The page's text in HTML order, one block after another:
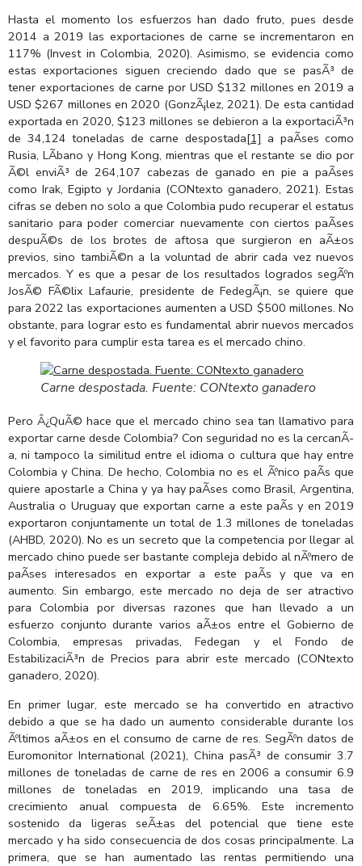
Hasta el momento los esfuerzos han dado fruto, pues desde
2014 a 2019 las exportaciones de carne se incrementaron en
117% (Invest in Colombia, 2020). Asimismo, se evidencia como
estas exportaciones siguen creciendo dado que se pasÃ³ de
tener exportaciones de carne por USD $132 millones en 2019 a
USD $267 millones en 2020 (GonzÃ¡lez, 2021). De esta cantidad
exportada en 2020, $123 millones se debieron a la exportaciÃ³n
de 34,124 toneladas de carne despostada[1] a paÃ­ses como
Rusia, LÃ­bano y Hong Kong, mientras que el restante se dio por
Ã©l enviÃ³ de 264,107 cabezas de ganado en pie a paÃ­ses
como Irak, Egipto y Jordania (CONtexto ganadero, 2021). Estas
cifras se deben no solo a que Colombia pudo recuperar el estatus
sanitario para poder comerciar nuevamente con ciertos paÃ­ses
despuÃ©s de los brotes de aftosa que surgieron en aÃ±os
previos, sino tambiÃ©n a la voluntad de abrir cada vez nuevos
mercados. Y es que a pesar de los resultados logrados segÃºn
JosÃ© FÃ©lix Lafaurie, presidente de FedegÃ¡n, se quiere que
para 2022 las exportaciones aumenten a USD $500 millones. No
obstante, para lograr esto es fundamental abrir nuevos mercados
y el favorito para cumplir esta tarea es el mercado chino.
Carne despostada. Fuente: CONtexto ganadero
Pero Â¿QuÃ© hace que el mercado chino sea tan llamativo para
exportar carne desde Colombia? Con seguridad no es la cercanÃ­
a, ni tampoco la similitud entre el idioma o cultura que hay entre
Colombia y China. De hecho, Colombia no es el Ãºnico paÃ­s que
quiere apostarle a China y ya hay paÃ­ses como Brasil, Argentina,
Australia o Uruguay que exportan carne a este paÃ­s y en 2019
exportaron conjuntamente un total de 1.3 millones de toneladas
(AHBD, 2020). No es un secreto que la competencia por llegar al
mercado chino puede ser bastante compleja debido al nÃºmero de
paÃ­ses interesados en exportar a este paÃ­s y que va en
aumento. Sin embargo, este mercado no deja de ser atractivo
para Colombia por diversas razones que han llevado a un
esfuerzo conjunto durante varios aÃ±os entre el Gobierno de
Colombia, empresas privadas, Fedegan y el Fondo de
EstabilizaciÃ³n de Precios para abrir este mercado (CONtexto
ganadero, 2020).
En primer lugar, este mercado se ha convertido en atractivo
debido a que se ha dado un aumento considerable durante los
Ãºltimos aÃ±os en el consumo de carne de res. SegÃºn datos de
Euromonitor International (2021), China pasÃ³ de consumir 3.7
millones de toneladas de carne de res en 2006 a consumir 6.9
millones de toneladas en 2019, implicando una tasa de
crecimiento anual compuesta de 6.65%. Este incremento
sostenido da ligeras seÃ±as del potencial que tiene este
mercado y ha sido consecuencia de dos cosas principalmente. La
primera, que se han aumentado las rentas permitiendo una